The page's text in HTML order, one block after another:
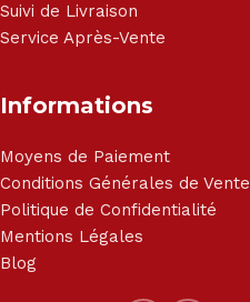
Suivi de Livraison
Service Après-Vente
Informations
Moyens de Paiement
Conditions Générales de Vente
Politique de Confidentialité
Mentions Légales
Blog